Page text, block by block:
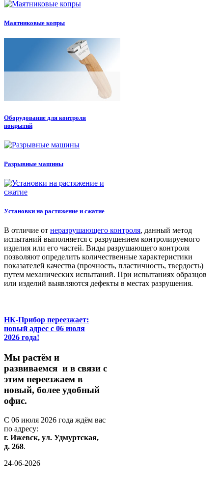
Маятниковые копры
Оборудование для контроля
покрытий
Разрывные машины
Установки на растяжение и сжатие
В отличие от неразрушающего контроля, данный метод
испытаний выполняется с разрушением контролируемого
изделия или его частей. Виды разрушающего контроля
позволяют определить количественные характеристики
показателей качества (прочность, пластичность, твердость)
путем механических испытаний. При испытаниях образцов
или изделий выявляются дефекты в местах разрушения.
НК-Прибор переезжает:
новый адрес с 06 июля
2026 года!
Мы растём и
развиваемся и в связи с
этим переезжаем в
новый, более удобный
офис.
С 06 июля 2026 года ждём вас
по адресу:
г. Ижевск, ул. Удмуртская,
д. 268.
24-06-2026